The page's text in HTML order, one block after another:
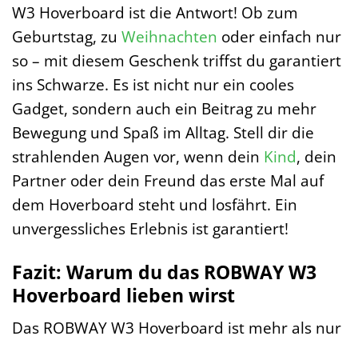
W3 Hoverboard ist die Antwort! Ob zum
Geburtstag, zu Weihnachten oder einfach nur
so – mit diesem Geschenk triffst du garantiert
ins Schwarze. Es ist nicht nur ein cooles
Gadget, sondern auch ein Beitrag zu mehr
Bewegung und Spaß im Alltag. Stell dir die
strahlenden Augen vor, wenn dein Kind, dein
Partner oder dein Freund das erste Mal auf
dem Hoverboard steht und losfährt. Ein
unvergessliches Erlebnis ist garantiert!
Fazit: Warum du das ROBWAY W3
Hoverboard lieben wirst
Das ROBWAY W3 Hoverboard ist mehr als nur